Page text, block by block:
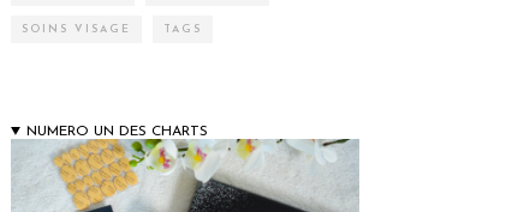
SOINS VISAGE TAGS
NUMERO UN DES CHARTS